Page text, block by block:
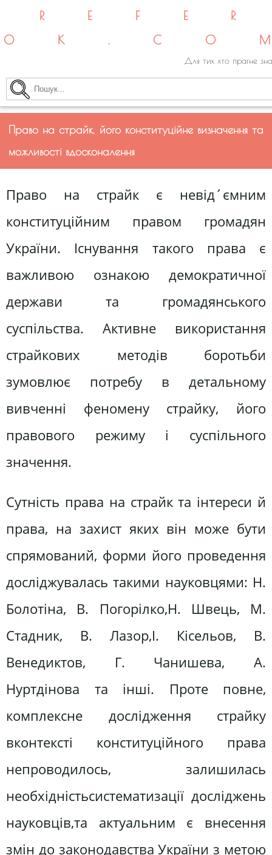
Для тих хто прагне
Право на страйк, його конституційне визначення та
можливості вдосконалення
Право на страйк є невід´ємним
конституційним правом громадян
України. Існування такого права є
важливою ознакою демократичної
держави та громадянського
суспільства. Активне використання
страйкових методів боротьби
зумовлює потребу в детальному
вивченні феномену страйку, його
правового режиму і суспільного
значення.
Сутність права на страйк та інтереси й
права, на захист яких він може бути
спрямований, форми його проведення
досліджувалась такими науковцями: Н.
Болотіна, В. Погорілко,H. Швець, М.
Стадник, В. Лазор,I. Кісельов, В.
Венедиктов, Г. Чанишева, А.
Нуртдінова та інші. Проте повне,
комплексне дослідження страйку
вконтексті конституційного права
непроводилось, залишилась
необхідністьсистематизації досліджень
науковців,та актуальним є внесення
змін до законодавства України з метою